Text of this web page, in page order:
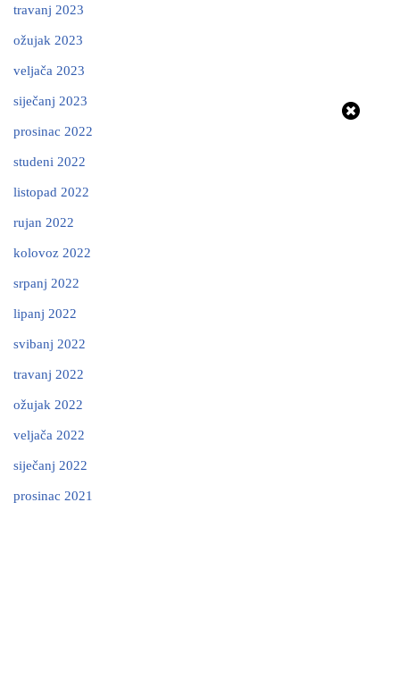
travanj 2023
ožujak 2023
veljača 2023
siječanj 2023
prosinac 2022
studeni 2022
listopad 2022
rujan 2022
kolovoz 2022
srpanj 2022
lipanj 2022
svibanj 2022
travanj 2022
ožujak 2022
veljača 2022
siječanj 2022
prosinac 2021